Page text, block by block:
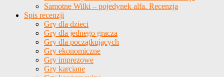
Samotne Wilki – pojedynek alfa. Recenzja
Spis recenzji
Gry dla dzieci
Gry dla jednego gracza
Gry dla początkujących
Gry ekonomiczne
Gry imprezowe
Gry karciane